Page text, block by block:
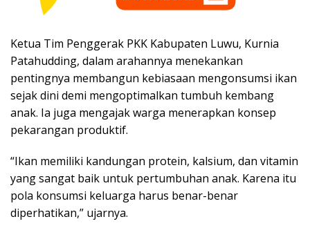
​Ketua Tim Penggerak PKK Kabupaten Luwu, Kurnia
Patahudding, dalam arahannya menekankan
pentingnya membangun kebiasaan mengonsumsi ikan
sejak dini demi mengoptimalkan tumbuh kembang
anak. Ia juga mengajak warga menerapkan konsep
pekarangan produktif.
​“Ikan memiliki kandungan protein, kalsium, dan vitamin
yang sangat baik untuk pertumbuhan anak. Karena itu
pola konsumsi keluarga harus benar-benar
diperhatikan,” ujarnya.